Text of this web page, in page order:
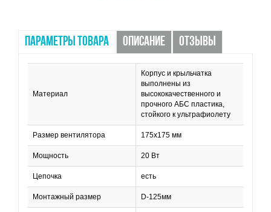
ПАРАМЕТРЫ ТОВАРА ОПИСАНИЕ ОТЗЫВЫ
Материал
Корпус и крыльчатка
выполнены из
высококачественного и
прочного АБС пластика,
стойкого к ультрафиолету
Размер вентилятора 175х175 мм
Мощность 20 Вт
Цепочка есть
Монтажный размер D-125мм